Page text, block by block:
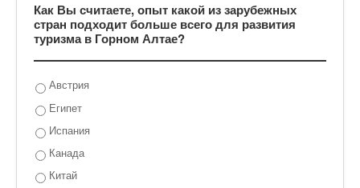
Как Вы считаете, опыт какой из зарубежных
стран подходит больше всего для развития
туризма в Горном Алтае?
Австрия
Египет
Испания
Канада
Китай